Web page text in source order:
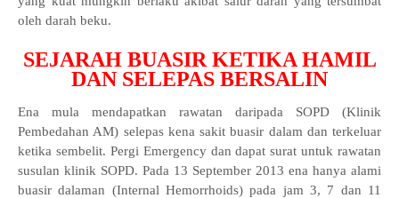
oleh darah beku.
SEJARAH BUASIR KETIKA HAMIL
DAN SELEPAS BERSALIN
Ena mula mendapatkan rawatan daripada SOPD (Klinik
Pembedahan AM) selepas kena sakit buasir dalam dan terkeluar
ketika sembelit. Pergi Emergency dan dapat surat untuk rawatan
susulan klinik SOPD. Pada 13 September 2013 ena hanya alami
buasir dalaman (Internal Hemorrhoids) pada jam 3, 7 dan 11